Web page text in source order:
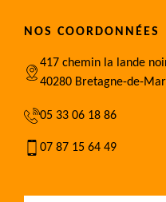
NOS COORDONNÉES
417 chemin la lande
40280 Bretagne-de-
05 33 06 18 86
07 87 15 64 49